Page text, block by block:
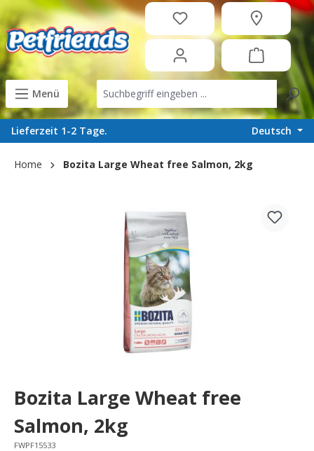
content
Menü
Lieferzeit 1-2 Tage. Deutsch
Home Bozita Large Wheat free Salmon, 2kg
Bozita Large Wheat free
Salmon, 2kg
FWPF15533